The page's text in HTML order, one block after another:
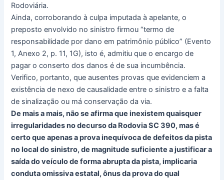
Rodoviária.
Ainda, corroborando à culpa imputada à apelante, o
preposto envolvido no sinistro firmou “termo de
responsabilidade por dano em patrimônio público” (Evento
1, Anexo 2, p. 11, 1G), isto é, admitiu que o encargo de
pagar o conserto dos danos é de sua incumbência.
Verifico, portanto, que ausentes provas que evidenciem a
existência de nexo de causalidade entre o sinistro e a falta
de sinalização ou má conservação da via.
De mais a mais, não se afirma que inexistem quaisquer
irregularidades no decurso da Rodovia SC 390, mas é
certo que apenas a prova inequívoca de defeitos da pista
no local do sinistro, de magnitude suficiente a justificar a
saída do veículo de forma abrupta da pista, implicaria
conduta omissiva estatal, ônus da prova do qual